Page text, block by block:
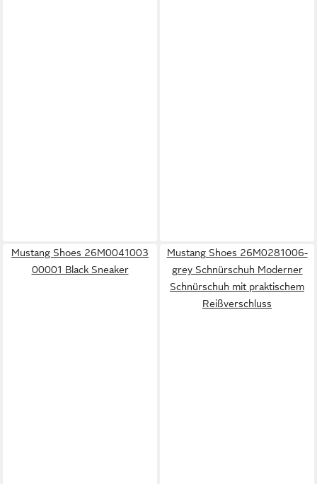
Mustang Shoes 26M0041003
00001 Black Sneaker
Mustang Shoes 26M0281006-
grey Schnürschuh Moderner
Schnürschuh mit praktischem
Reißverschluss